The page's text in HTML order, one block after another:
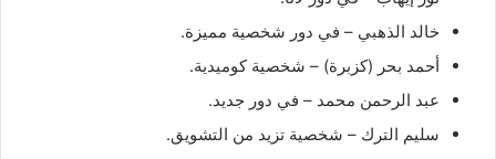
خالد الذهبي – في دور شخصية مميزة.
أحمد بحر (كزبرة) – شخصية كوميدية.
عبد الرحمن محمد – في دور جديد.
سليم الترك – شخصية تزيد من التشويق.